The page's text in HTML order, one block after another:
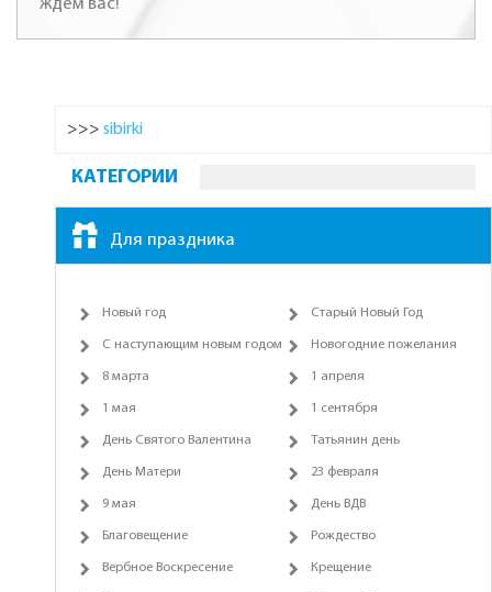
ждем вас!
>>> sibirki
КАТЕГОРИИ
Для праздника
Новый год Старый Новый Год
С наступающим новым годом Новогодние пожелания
8 марта 1 апреля
1 мая 1 сентября
День Святого Валентина Татьянин день
День Матери 23 февраля
9 мая День ВДВ
Благовещение Рождество
Вербное Воскресение Крещение